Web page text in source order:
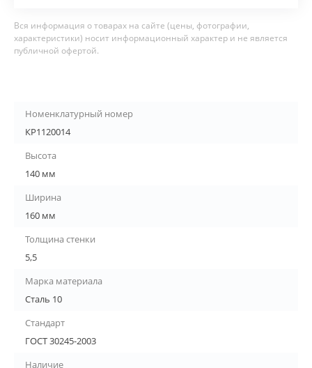
Вся информация о товарах на сайте (цены, фотографии,
характеристики) носит информационный характер и не является
публичной офертой.
Номенклатурный номер
КР1120014
Высота
140 мм
Ширина
160 мм
Толщина стенки
5,5
Марка материала
Сталь 10
Стандарт
ГОСТ 30245-2003
Наличие